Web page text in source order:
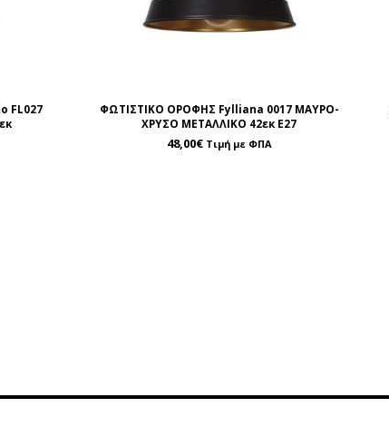
FL027
ΦΩΤΙΣΤΙΚΟ ΟΡΟΦΗΣ Fylliana 0017 ΜΑΥΡΟ-
ΧΡΥΣΟ ΜΕΤΑΛΛΙΚΟ 42εκ Ε27
48,00€ Τιμή με ΦΠΑ